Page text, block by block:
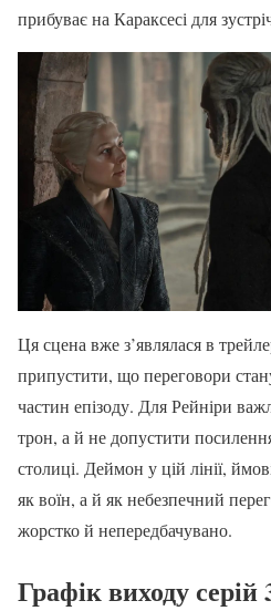
прибуває на Караксесі для
Ця сцена вже з’являлася в
припустити, що переговори
частин епізоду. Для Рейніри
трон, а й не допустити
столиці. Деймон у цій лінії,
як воїн, а й як небезпечний
жорстко й непередбачувано.
Графік виходу серій